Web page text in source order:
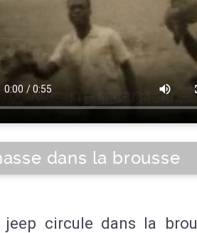
dans la brousse
jeep circule dans la